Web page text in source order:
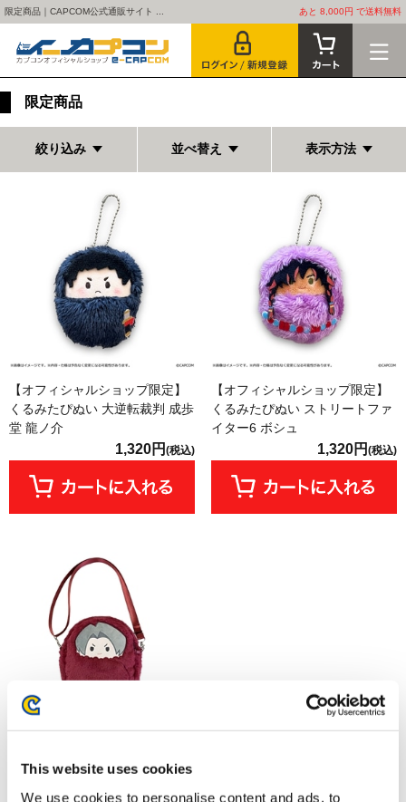
This website uses cookies
We use cookies to personalise content and ads, to
限定商品｜CAPCOM公式通販サイト ... あと 8,000円 で送料無料
限定商品
絞り込み 並べ替え 表示方法
【オフィシャルショップ限定】
くるみたぴぬい 大逆転裁判 成歩
堂 龍ノ介
1,320円 (税込)
【オフィシャルショップ限定】
くるみたぴぬい ストリートファ
イター6 ボシュ
1,320円 (税込)
くるみたぴぬいポーチ 逆転裁判